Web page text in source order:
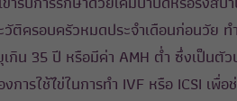
ติครอบครัวหมดประจำเดือนก่อนวัย ท
กิน 35 ปี หรือมีค่า AMH ต่ำ ซึ่งเป็นตั
การใช้ไข่ในการทำ IVF หรือ ICSI เพื่